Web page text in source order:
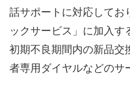
話サポートに対応してお
ックサービス」に加入す
初期不良期間内の新品交
者専用ダイヤルなどのサ